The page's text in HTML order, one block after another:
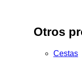
Otros
Cestas